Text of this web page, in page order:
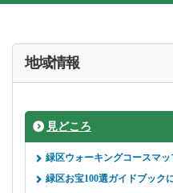
地域情報
見どころ
緑区ウォーキングコースマ
緑区お宝100選ガイドブック